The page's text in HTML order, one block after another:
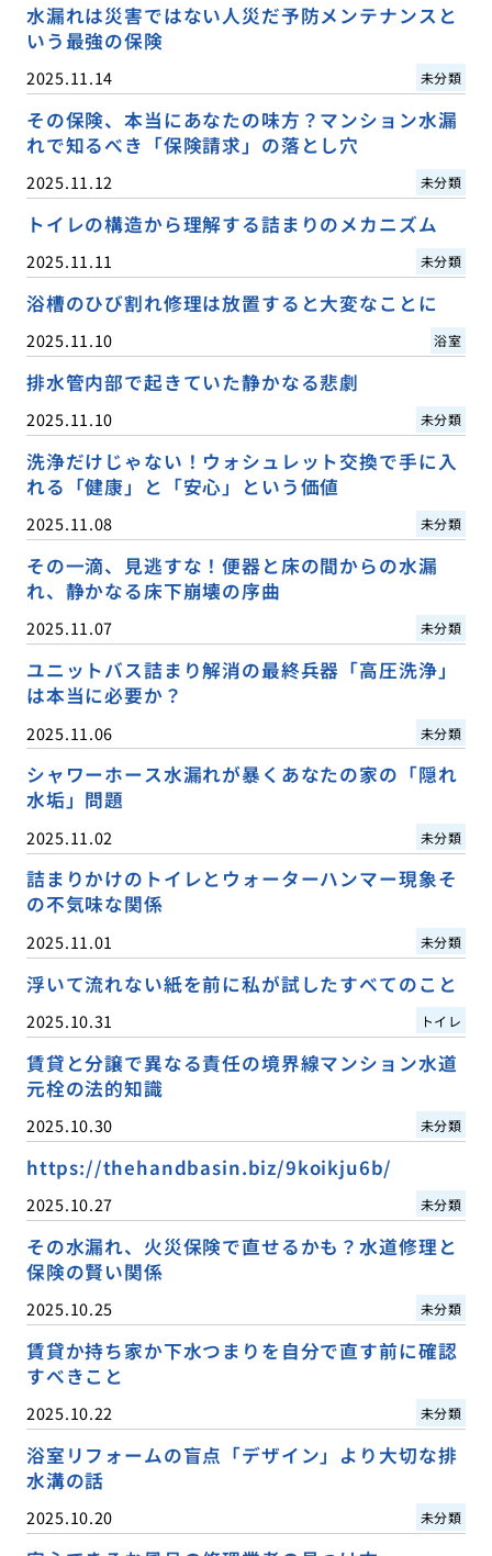
水漏れは災害ではない人災だ予防メンテナンスと
いう最強の保険
2025.11.14 未分類
その保険、本当にあなたの味方？マンション水漏
れで知るべき「保険請求」の落とし穴
2025.11.12 未分類
トイレの構造から理解する詰まりのメカニズム
2025.11.11 未分類
浴槽のひび割れ修理は放置すると大変なことに
2025.11.10 浴室
排水管内部で起きていた静かなる悲劇
2025.11.10 未分類
洗浄だけじゃない！ウォシュレット交換で手に入
れる「健康」と「安心」という価値
2025.11.08 未分類
その一滴、見逃すな！便器と床の間からの水漏
れ、静かなる床下崩壊の序曲
2025.11.07 未分類
ユニットバス詰まり解消の最終兵器「高圧洗浄」
は本当に必要か？
2025.11.06 未分類
シャワーホース水漏れが暴くあなたの家の「隠れ
水垢」問題
2025.11.02 未分類
詰まりかけのトイレとウォーターハンマー現象そ
の不気味な関係
2025.11.01 未分類
浮いて流れない紙を前に私が試したすべてのこと
2025.10.31 トイレ
賃貸と分譲で異なる責任の境界線マンション水道
元栓の法的知識
2025.10.30 未分類
https://thehandbasin.biz/9koikju6b/
2025.10.27 未分類
その水漏れ、火災保険で直せるかも？水道修理と
保険の賢い関係
2025.10.25 未分類
賃貸か持ち家か下水つまりを自分で直す前に確認
すべきこと
2025.10.22 未分類
浴室リフォームの盲点「デザイン」より大切な排
水溝の話
2025.10.20 未分類